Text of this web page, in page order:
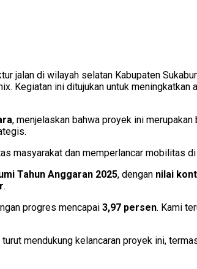
jalan di wilayah selatan Kabupaten
Kegiatan ini ditujukan untuk
, menjelaskan bahwa proyek ini
masyarakat dan memperlancar mobilitas
Tahun Anggaran 2025, dengan nilai
.
progres mencapai 3,97 persen. Kami
mendukung kelancaran proyek ini,